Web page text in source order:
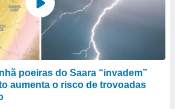
poeiras do Saara “invadem”
aumenta o risco de trovoadas